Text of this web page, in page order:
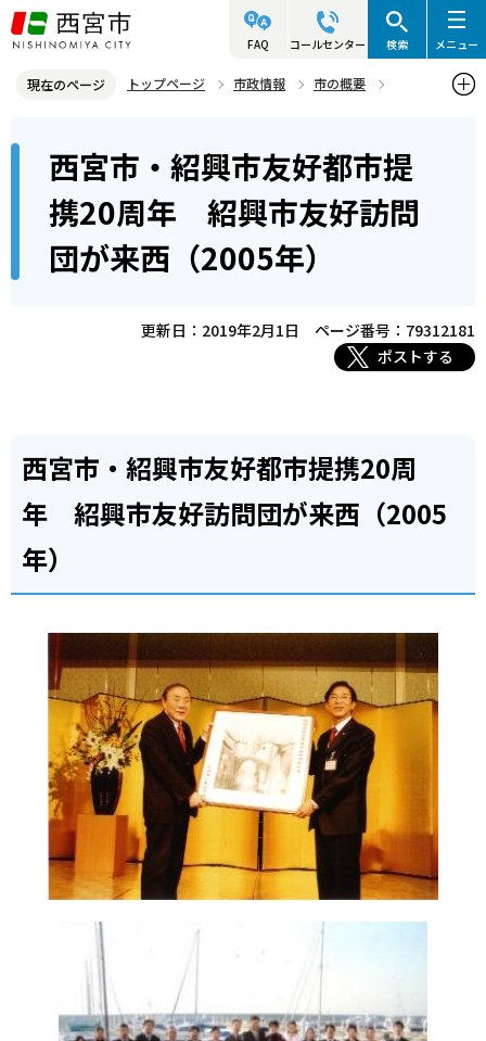
こ
の
ジ
す
FAQ コールセンター 検索 メニュー
現在のページ トップページ 市政情報
市の概要
西宮市・紹興市友好都市提携20周年 紹興市友好訪問団が来西（200
5年）
ら
西宮市・紹興市友好都市提
携20周年 紹興市友好訪問
団が来西（2005年）
更新日：2019年2月1日
ページ番号：79312181
ポストする
西宮市・紹興市友好都市提携20周
年 紹興市友好訪問団が来西（2005
年）